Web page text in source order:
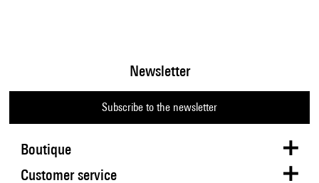
Boutique
Newsletter
Subscribe to the newsletter
Customer service